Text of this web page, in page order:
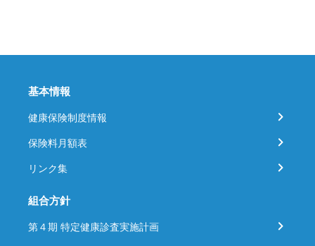
基本情報
健康保険制度情報
保険料月額表
リンク集
組合方針
第４期 特定健康診査実施計画